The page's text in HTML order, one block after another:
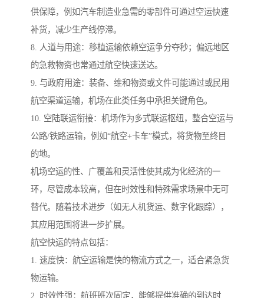
供保障，例如汽车制造业急需的零部件可通过空运快速
补货，减少生产线停滞。
8. 人道与用途：移植运输依赖空运争分夺秒；偏远地区
的急救物资也常通过航空快速送达。
9. 与政府用途：装备、维和物资或文件可能通过或民用
航空渠道运输，机场在此类任务中承担关键角色。
10. 空陆联运衔接：机场作为多式联运枢纽，整合空运与
公路/铁路运输，例如“航空+卡车”模式，将货物至终目
的地。
机场空运的性、广覆盖和灵活性使其成为化经济的一
环，尽管成本较高，但在时效性和特殊需求场景中无可
替代。随着技术进步（如无人机货运、数字化跟踪），
其应用范围将进一步扩展。
航空快运的特点包括：
1. 速度快：航空运输是快的物流方式之一，适合紧急货
物运输。
2. 时效性强：航班班次固定，能够提供准确的到达时